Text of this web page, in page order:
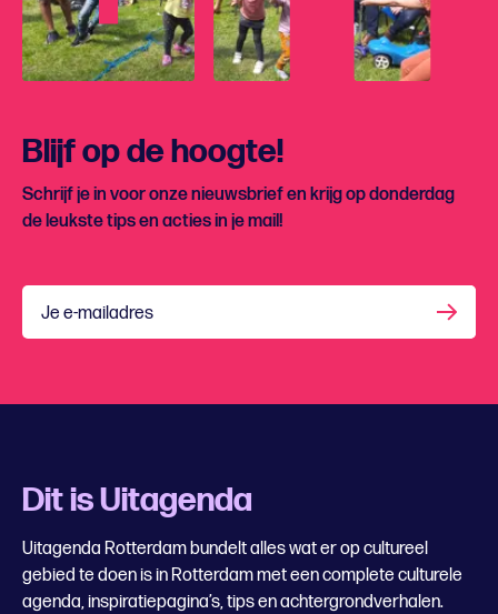
Blijf op de hoogte!
Schrijf je in voor onze nieuwsbrief en krijg op donderdag
de leukste tips en acties in je mail!
Je e-mailadres
Dit is Uitagenda
Uitagenda Rotterdam bundelt alles wat er op cultureel
gebied te doen is in Rotterdam met een complete culturele
agenda, inspiratiepagina’s, tips en achtergrondverhalen.